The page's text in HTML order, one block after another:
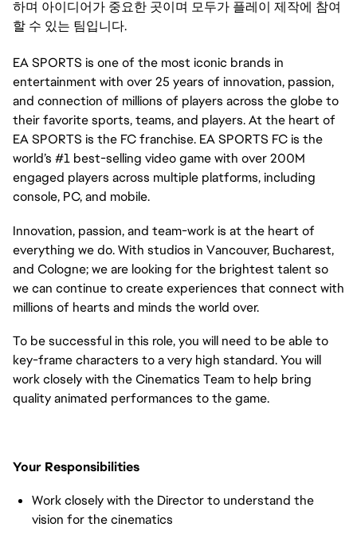
하며 아이디어가 중요한 곳이며 모두가 플레이 제작에 참여
할 수 있는 팀입니다.
EA SPORTS is one of the most iconic brands in
entertainment with over 25 years of innovation, passion,
and connection of millions of players across the globe to
their favorite sports, teams, and players. At the heart of
EA SPORTS is the FC franchise. EA SPORTS FC is the
world’s #1 best-selling video game with over 200M
engaged players across multiple platforms, including
console, PC, and mobile.
Innovation, passion, and team-work is at the heart of
everything we do. With studios in Vancouver, Bucharest,
and Cologne; we are looking for the brightest talent so
we can continue to create experiences that connect with
millions of hearts and minds the world over.
To be successful in this role, you will need to be able to
key-frame characters to a very high standard. You will
work closely with the Cinematics Team to help bring
quality animated performances to the game.
Your Responsibilities
Work closely with the Director to understand the
vision for the cinematics